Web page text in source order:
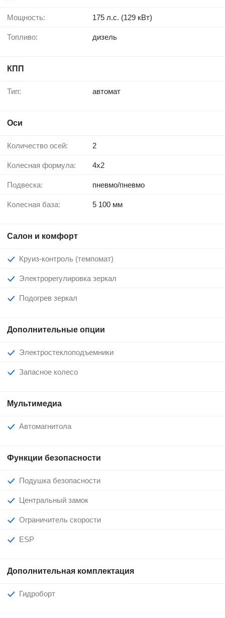
Мощность: 175 л.с. (129 кВт)
Топливо: дизель
КПП
Тип: автомат
Оси
Количество осей: 2
Колесная формула: 4x2
Подвеска: пневмо/пневмо
Колесная база: 5 100 мм
Салон и комфорт
Круиз-контроль (темпомат)
Электрорегулировка зеркал
Подогрев зеркал
Дополнительные опции
Электростеклоподъемники
Запасное колесо
Мультимедиа
Автомагнитола
Функции безопасности
Подушка безопасности
Центральный замок
Ограничитель скорости
ESP
Дополнительная комплектация
Гидроборт